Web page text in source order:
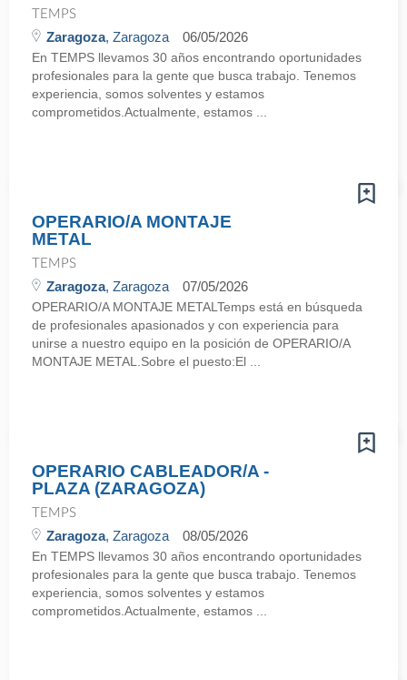
TEMPS
Zaragoza, Zaragoza 06/05/2026
En TEMPS llevamos 30 años encontrando oportunidades
profesionales para la gente que busca trabajo. Tenemos
experiencia, somos solventes y estamos
comprometidos.Actualmente, estamos ...
OPERARIO/A MONTAJE
METAL
TEMPS
Zaragoza, Zaragoza 07/05/2026
OPERARIO/A MONTAJE METALTemps está en búsqueda
de profesionales apasionados y con experiencia para
unirse a nuestro equipo en la posición de OPERARIO/A
MONTAJE METAL.Sobre el puesto:El ...
OPERARIO CABLEADOR/A -
PLAZA (ZARAGOZA)
TEMPS
Zaragoza, Zaragoza 08/05/2026
En TEMPS llevamos 30 años encontrando oportunidades
profesionales para la gente que busca trabajo. Tenemos
experiencia, somos solventes y estamos
comprometidos.Actualmente, estamos ...